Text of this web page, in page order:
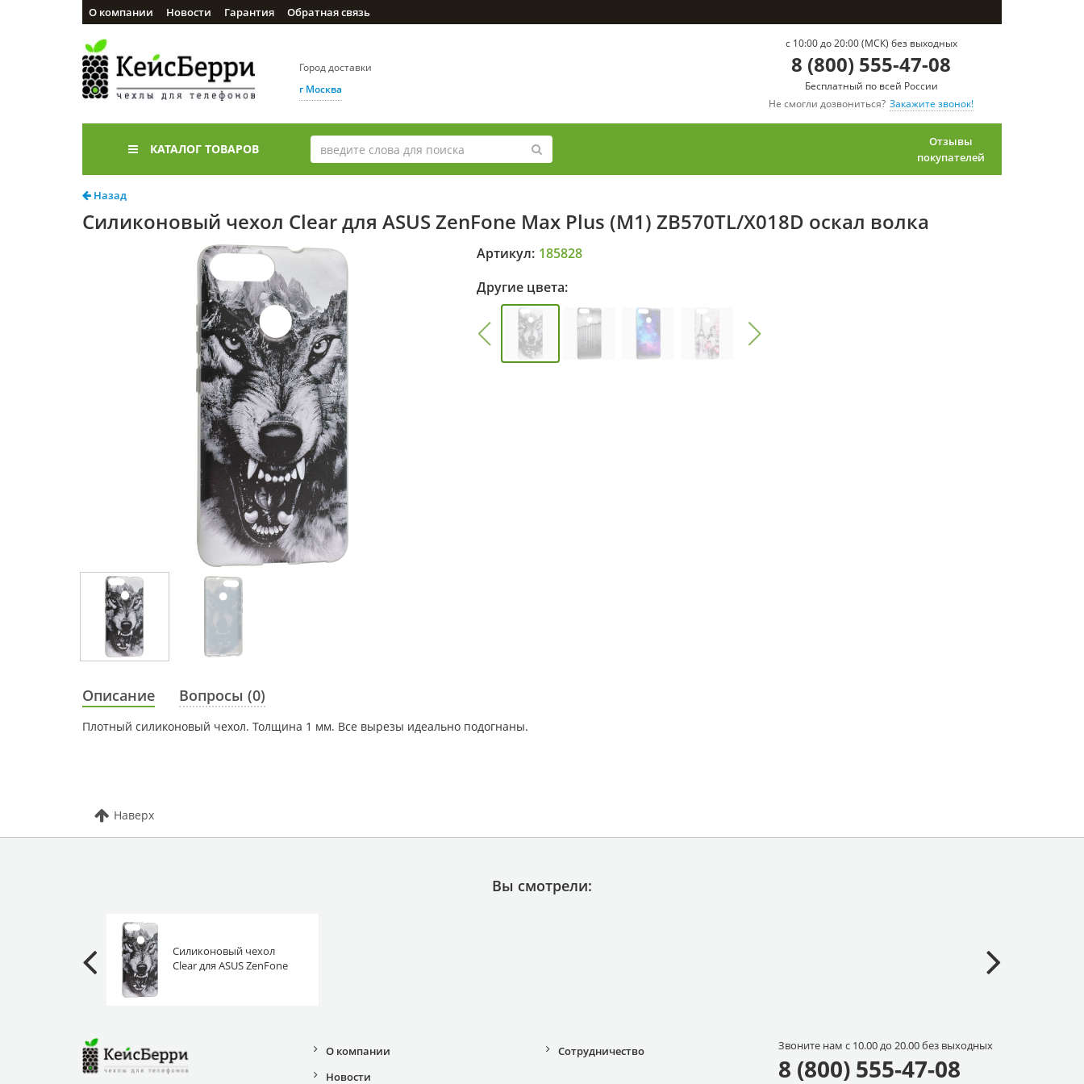
О компании Новости Гарантия Обратная связь
Город доставки
г Москва
c 10:00 до 20:00 (МСК) без выходных
8 (800) 555-47-08
Бесплатный по всей России
Не смогли дозвониться? Закажите звонок!
КАТАЛОГ ТОВАРОВ
Отзывы
покупателей
Назад
Силиконовый чехол Clear для ASUS ZenFone Max Plus (M1) ZB570TL/X018D оскал волка
Артикул: 185828
Другие цвета:
Описание Вопросы (0)
Плотный силиконовый чехол. Толщина 1 мм. Все вырезы идеально подогнаны.
Наверх
Вы смотрели:
Силиконовый чехол
Clear для ASUS ZenFone
О компании
Новости
Сотрудничество Звоните нам с 10.00 до 20.00 без выходных
8 (800) 555-47-08